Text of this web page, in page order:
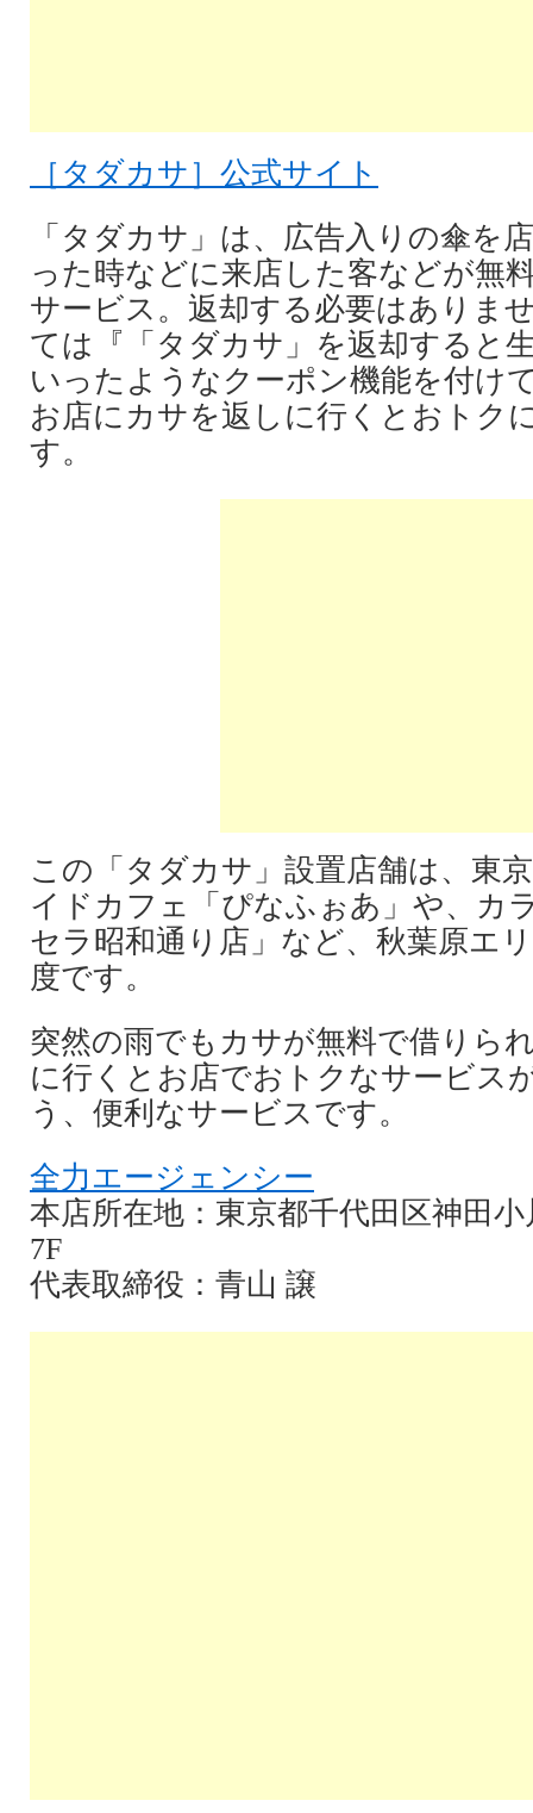
［タダカサ］公式サイト
「タダカサ」は、広告入りの傘を
った時などに来店した客などが無
サービス。返却する必要はありま
ては『「タダカサ」を返却すると
いったようなクーポン機能を付け
お店にカサを返しに行くとおトク
す。
この「タダカサ」設置店舗は、東
イドカフェ「ぴなふぉあ」や、カ
セラ昭和通り店」など、秋葉原エ
度です。
突然の雨でもカサが無料で借りら
に行くとお店でおトクなサービス
う、便利なサービスです。
全力エージェンシー
本店所在地：東京都千代田区神田
7F
代表取締役：青山 譲